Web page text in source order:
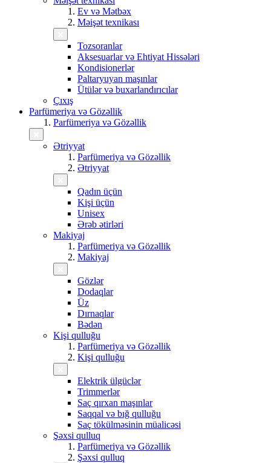
Ev və Mətbəx
Məişət texnikası
Tozsoranlar
Aksesuarlar və Ehtiyat Hissələri
Kondisionerlər
Paltaryuyan maşınlar
Ütülər və buxarlandırıcılar
Çıxış
Parfümeriya və Gözəllik
Parfümeriya və Gözəllik
Ətriyyat
Parfümeriya və Gözəllik
Ətriyyat
Qadın üçün
Kişi üçün
Unisex
Ərəb ətirləri
Makiyaj
Parfümeriya və Gözəllik
Makiyaj
Gözlər
Dodaqlar
Üz
Dırnaqlar
Bədən
Kişi qulluğu
Parfümeriya və Gözəllik
Kişi qulluğu
Elektrik ülgüclər
Trimmerlər
Saç qırxan maşınlar
Saqqal və bığ qulluğu
Saç tökülməsinin müalicəsi
Şəxsi qulluq
Parfümeriya və Gözəllik
Şəxsi qulluq